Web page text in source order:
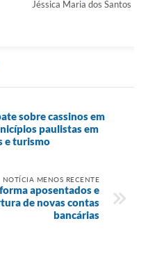
sobre cassinos em
paulistas em
e turismo
NOTÍCIA MENOS RECENTE
aposentados e
de novas contas
bancárias